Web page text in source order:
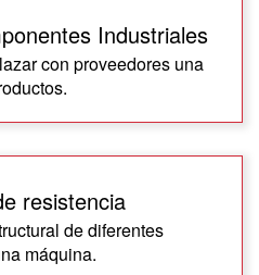
Industriales
con proveedores una
resistencia
de diferentes
máquina.